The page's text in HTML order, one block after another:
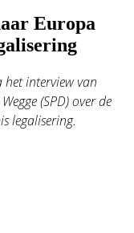
Europa
het interview van
(SPD) over de
legalisering.